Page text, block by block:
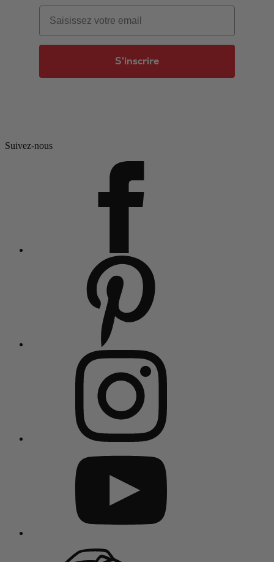
Email
S'inscrire
Suivez-nous